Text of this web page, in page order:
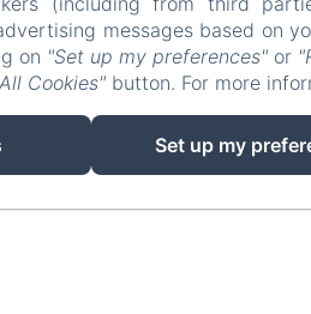
EN FR
messages based on
on "Set up my preferences" or
Cookies" button. For more
Set up my